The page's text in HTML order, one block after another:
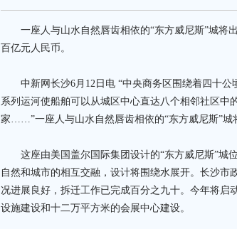
一座人与山水自然唇齿相依的“东方威尼斯”城将
百亿元人民币。
中新网长沙6月12日电 “中央商务区围绕着四十公
系列运河使船舶可以从城区中心直达八个相邻社区中
家……”一座人与山水自然唇齿相依的“东方威尼斯”城
这座由美国盖尔国际集团设计的“东方威尼斯”城
自然和城市的相互交融，设计将围绕水展开。长沙市
况进展良好，拆迁工作已完成百分之九十。今年将启
设施建设和十二万平方米的会展中心建设。